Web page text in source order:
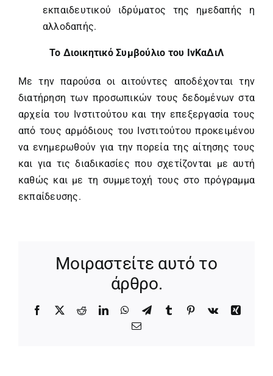
εκπαιδευτικού ιδρύματος της ημεδαπής η
αλλοδαπής.
Το Διοικητικό Συμβούλιο του ΙνΚαΔιΛ
Με την παρούσα οι αιτούντες αποδέχονται την
διατήρηση των προσωπικών τους δεδομένων στα
αρχεία του Ινστιτούτου και την επεξεργασία τους
από τους αρμόδιους του Ινστιτούτου προκειμένου
να ενημερωθούν για την πορεία της αίτησης τους
και για τις διαδικασίες που σχετίζονται με αυτή
καθώς και με τη συμμετοχή τους στο πρόγραμμα
εκπαίδευσης.
Μοιραστείτε αυτό το
άρθρο.
Facebook
X RedditLinkedInWhatsApp
TelegramTumblr Pinterest
Vk
Xing
Email